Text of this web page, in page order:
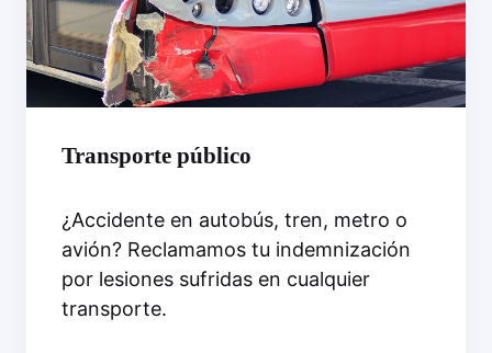
Transporte público
¿Accidente en autobús, tren, metro o
avión? Reclamamos tu indemnización
por lesiones sufridas en cualquier
transporte.